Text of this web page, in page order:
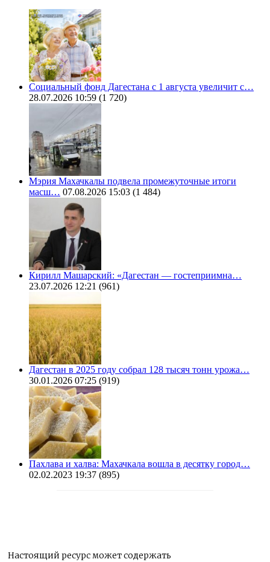
Социальный фонд Дагестана с 1 августа увеличит с…
28.07.2026 10:59 (1 720)
Мэрия Махачкалы подвела промежуточные итоги
масш… 07.08.2026 15:03 (1 484)
Кирилл Машарский: «Дагестан — гостеприимна…
23.07.2026 12:21 (961)
Дагестан в 2025 году собрал 128 тысяч тонн урожа…
30.01.2026 07:25 (919)
Пахлава и халва: Махачкала вошла в десятку город…
02.02.2023 19:37 (895)
Настоящий ресурс может содержать